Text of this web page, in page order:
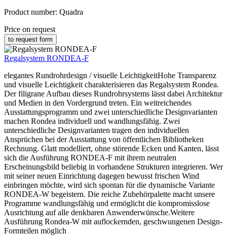
Product number: Quadra
Price on request
to request form
Regalsystem RONDEA-F
elegantes Rundrohrdesign / visuelle LeichtigkeitHohe Transparenz
und visuelle Leichtigkeit charakterisieren das Regalsystem Rondea.
Der filigrane Aufbau dieses Rundrohrsystems lässt dabei Architektur
und Medien in den Vordergrund treten. Ein weitreichendes
Ausstattungsprogramm und zwei unterschiedliche Designvarianten
machen Rondea individuell und wandlungsfähig. Zwei
unterschiedliche Designvarianten tragen den individuellen
Ansprüchen bei der Ausstattung von öffentlichen Bibliotheken
Rechnung. Glatt modelliert, ohne störende Ecken und Kanten, lässt
sich die Ausführung RONDEA-F mit ihrem neutralen
Erscheinungsbild beliebig in vorhandene Strukturen integrieren. Wer
mit seiner neuen Einrichtung dagegen bewusst frischen Wind
einbringen möchte, wird sich spontan für die dynamische Variante
RONDEA-W begeistern. Die reiche Zubehörpalette macht unsere
Programme wandlungsfähig und ermöglicht die kompromisslose
Ausrichtung auf alle denkbaren Anwenderwünsche.Weitere
Ausführung Rondea-W mit auflockernden, geschwungenen Design-
Formteilen möglich